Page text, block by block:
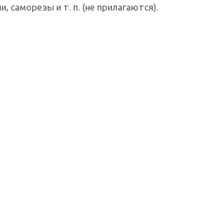
и т. п. (не прилагаются).